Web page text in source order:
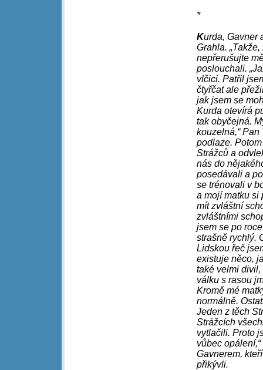
*
Kurda, Gavner
Grahla.
nepřerušujte
poslouchali.
vlčici. Patřil
čtyřčat ale
jak jsem se
Kurda otevírá
tak obyčejná.
kouzelná,“
podlaze.
Strážců a
nás do
posedávali a
se trénovali v
a mojí matku si
mít zvláštní
zvláštními
jsem se po
strašně rychlý.
Lidskou řeč
existuje něco,
také velmi
válku s rasou
Kromě mé
normálně.
Jeden z těch
Strážcích
vytlačili. Proto
vůbec
Gavnerem,
přikývli.